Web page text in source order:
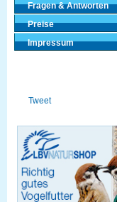
Fragen & Antworten
Preise
Impressum
Tweet